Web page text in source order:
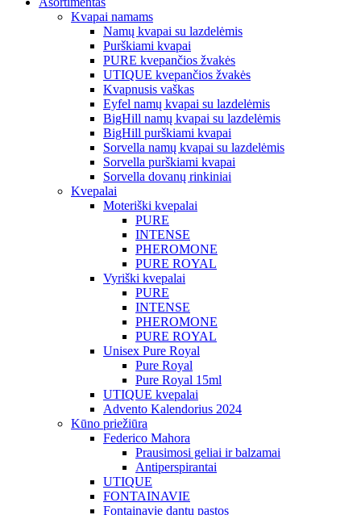
Kvapai namams
Namų kvapai su lazdelėmis
Purškiami kvapai
PURE kvepančios žvakės
UTIQUE kvepančios žvakės
Kvapnusis vaškas
Eyfel namų kvapai su lazdelėmis
BigHill namų kvapai su lazdelėmis
BigHill purškiami kvapai
Sorvella namų kvapai su lazdelėmis
Sorvella purškiami kvapai
Sorvella dovanų rinkiniai
Kvepalai
Moteriški kvepalai
PURE
INTENSE
PHEROMONE
PURE ROYAL
Vyriški kvepalai
PURE
INTENSE
PHEROMONE
PURE ROYAL
Unisex Pure Royal
Pure Royal
Pure Royal 15ml
UTIQUE kvepalai
Advento Kalendorius 2024
Kūno priežiūra
Federico Mahora
Prausimosi geliai ir balzamai
Antiperspirantai
UTIQUE
FONTAINAVIE
Fontainavie dantų pastos